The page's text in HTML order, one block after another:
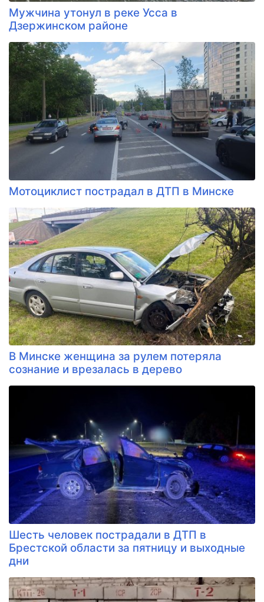
Мужчина утонул в реке Усса в
Дзержинском районе
Мотоциклист пострадал в ДТП в Минске
В Минске женщина за рулем потеряла
сознание и врезалась в дерево
Шесть человек пострадали в ДТП в
Брестской области за пятницу и выходные
дни